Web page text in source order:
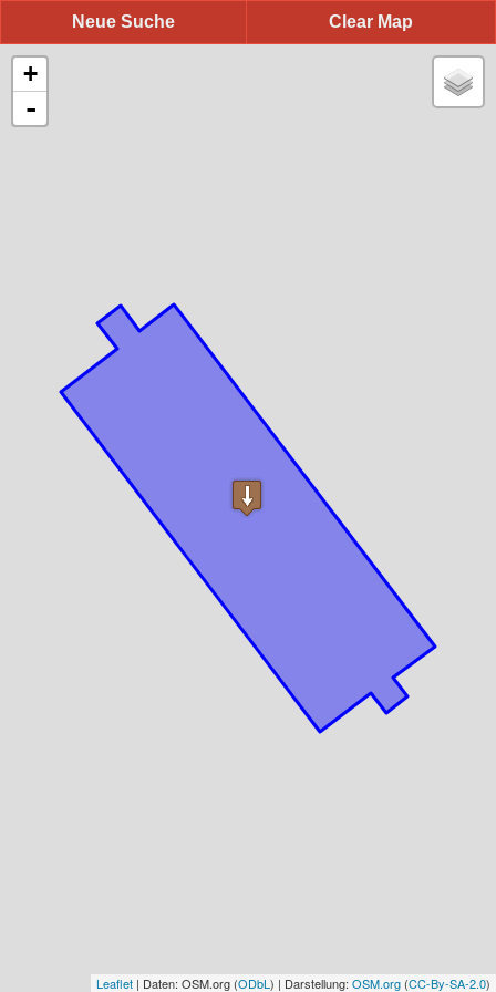
Clear Map
Neue Suche
+
-
Leaflet | Daten: OSM.org (ODbL ) | Darstellung: OSM.org (CC-By-SA-2.0)